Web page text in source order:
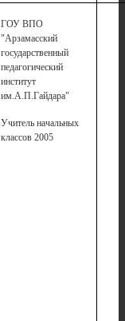
ГОУ ВПО
"Арзамасский
государственный
педагогический
институт
им.А.П.Гайдара"
Учитель начальных
классов 2005